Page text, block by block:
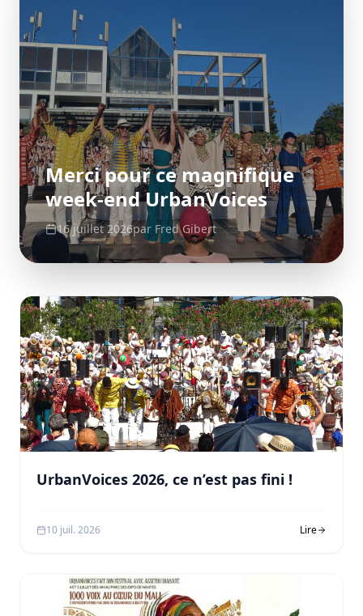
Merci pour ce magnifique
week-end UrbanVoices
16 juillet 2026parFred Gibert
UrbanVoices 2026, ce n’est pas fini !
10 juil. 2026 Lire